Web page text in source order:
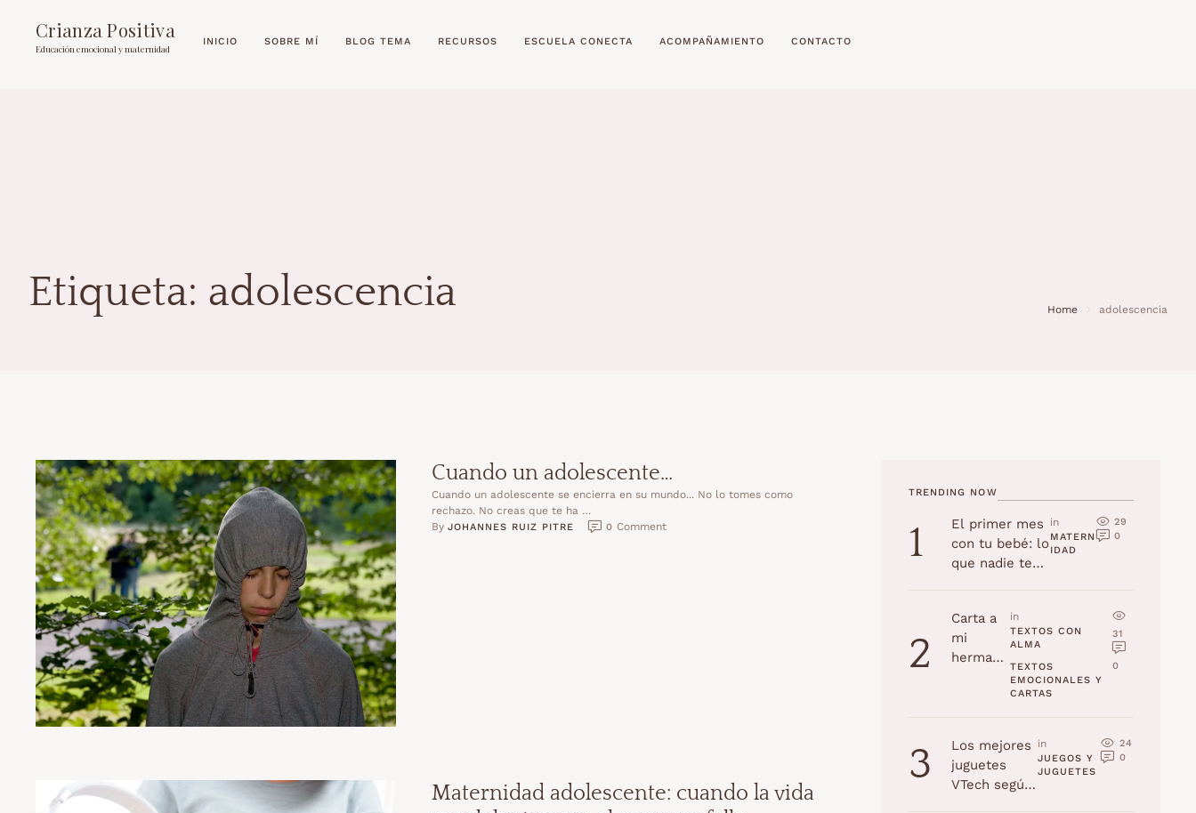
Crianza Positiva
Educación emocional y maternidad
INICIO SOBRE MÍ BLOG TEMA RECURSOS ESCUELA CONECTA ACOMPAÑAMIENTO CONTACTO
Etiqueta: adolescencia Home adolescencia
Cuando un adolescente…
Cuando un adolescente se encierra en su mundo... No lo tomes como
rechazo. No creas que te ha …
By JOHANNES RUIZ PITRE 0 Comment
Maternidad adolescente: cuando la vida
TRENDING NOW
1
El primer mes
con tu bebé: lo
que nadie te
in
MATERN
IDAD
29
0
2
Carta a
mi
hermana
in
TEXTOS CON
ALMA
TEXTOS
EMOCIONALES Y
CARTAS
31
0
3
Los mejores
juguetes
VTech según
in
JUEGOS Y
JUGUETES
24
0